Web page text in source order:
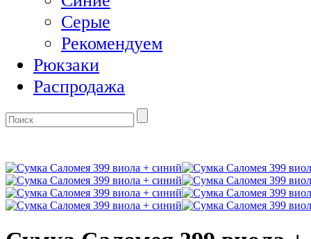
Серые
Рекомендуем
Рюкзаки
Распродажа